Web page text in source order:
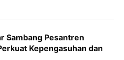
Sambang Pesantren
Kepengasuhan dan